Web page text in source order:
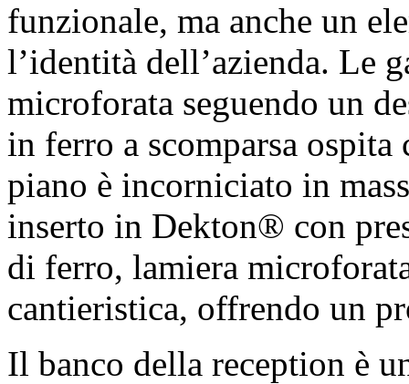
funzionale, ma anche un
l’identità dell’azienda. Le
microforata seguendo un
in ferro a scomparsa
piano è incorniciato in
inserto in Dekton® con
di ferro, lamiera
cantieristica, offrendo un
Il banco della reception è